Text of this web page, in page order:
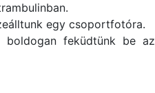
egy csoportfotóra.
boldogan feküdtünk be az